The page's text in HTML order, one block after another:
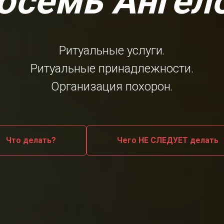
Ритуальные услуги.
Ритуальные принадлежности.
Организация похорон.
Что делать? Чего НЕ СЛЕДУЕТ делать